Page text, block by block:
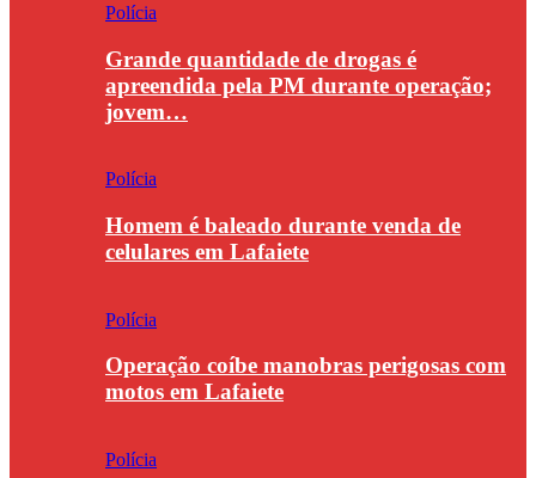
Polícia
Grande quantidade de drogas é
apreendida pela PM durante operação;
jovem…
Polícia
Homem é baleado durante venda de
celulares em Lafaiete
Polícia
Operação coíbe manobras perigosas com
motos em Lafaiete
Polícia